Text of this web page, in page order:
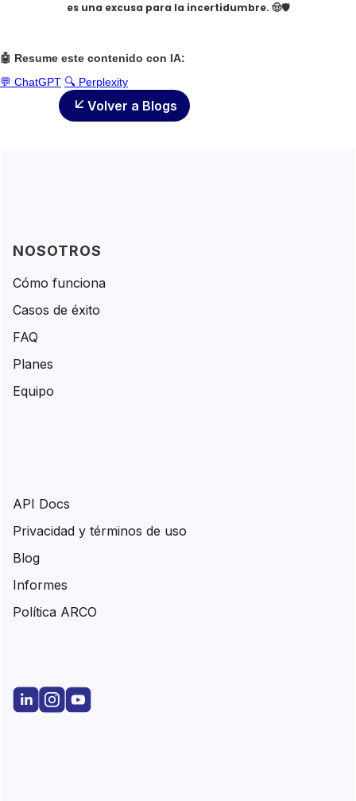
es una excusa para la incertidumbre. 🤠🛡️
🤖 Resume este contenido con IA:
💬 ChatGPT 🔍 Perplexity
Volver a Blogs
NOSOTROS
Cómo funciona
Casos de éxito
FAQ
Planes
Equipo
API Docs
Privacidad y términos de uso
Blog
Informes
Política ARCO